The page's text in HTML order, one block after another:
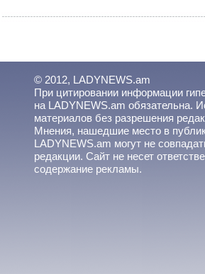
© 2012, LADYNEWS.am
При цитировании информации
на LADYNEWS.am обязательна.
материалов без разрешения
Мнения, нашедшие место в
LADYNEWS.am могут не
редакции. Сайт не несет
содержание рекламы.